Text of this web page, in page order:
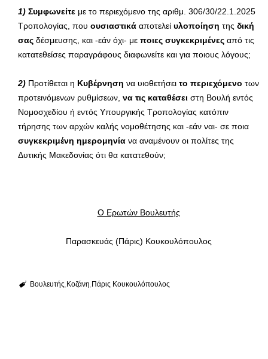
1) Συμφωνείτε με το περιεχόμενο της αριθμ. 306/30/22.1.2025
Τροπολογίας, που ουσιαστικά αποτελεί υλοποίηση της δική
σας δέσμευσης, και -εάν όχι- με ποιες συγκεκριμένες από τις
κατατεθείσες παραγράφους διαφωνείτε και για ποιους λόγους;
2) Προτίθεται η Κυβέρνηση να υιοθετήσει το περιεχόμενο των
προτεινόμενων ρυθμίσεων, να τις καταθέσει στη Βουλή εντός
Νομοσχεδίου ή εντός Υπουργικής Τροπολογίας κατόπιν
τήρησης των αρχών καλής νομοθέτησης και -εάν ναι- σε ποια
συγκεκριμένη ημερομηνία να αναμένουν οι πολίτες της
Δυτικής Μακεδονίας ότι θα κατατεθούν;
Ο Ερωτών Βουλευτής
Παρασκευάς (Πάρις) Κουκουλόπουλος
Βουλευτής Κοζάνη Πάρις Κουκουλόπουλος